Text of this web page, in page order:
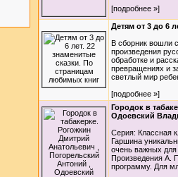
[подробнее »]
Детям от 3 до 6
В сборник вошли
произведения
обработке и
превращениях и
светлый мир
[подробнее »]
Городок в
Одоевский
Серия: Классная
Гаршина
очень важных для
Произведения А.
программу. Для